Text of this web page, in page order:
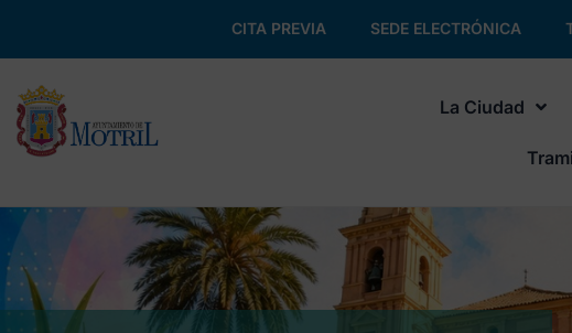
CITA PREVIA SEDE ELECTRÓNICA
La Ciudad